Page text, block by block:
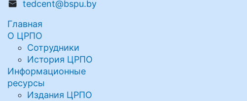
tedcent@bspu.by
Главная
О ЦРПО
Сотрудники
История ЦРПО
Информационные
ресурсы
Издания ЦРПО